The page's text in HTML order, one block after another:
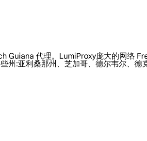
Guiana 代理。LumiProxy庞大的网络
州:亚利桑那州、芝加哥、德尔韦尔、德